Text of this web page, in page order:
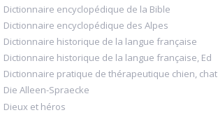
Dictionnaire encyclopédique de la Bible
Dictionnaire encyclopédique des Alpes
Dictionnaire historique de la langue française
Dictionnaire historique de la langue française, Ed
Dictionnaire pratique de thérapeutique chien, chat
Die Alleen-Spraecke
Dieux et héros